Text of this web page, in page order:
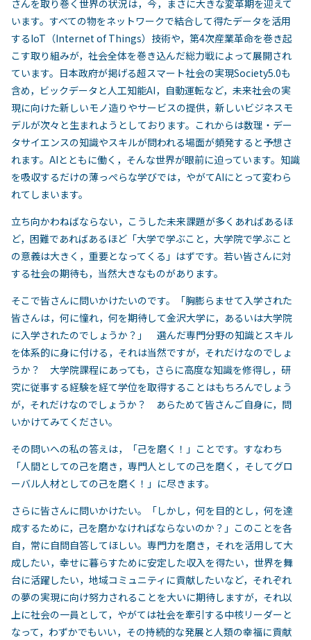
さんを取り巻く世界の状況は，今，まさに大きな変革期を迎えて
います。すべての物をネットワークで結合して得たデータを活用
するIoT（Internet of Things）技術や，第4次産業革命を巻き起
こす取り組みが，社会全体を巻き込んだ総力戦によって展開され
ています。日本政府が掲げる超スマート社会の実現Society5.0も
含め，ビックデータと人工知能AI，自動運転など，未来社会の実
現に向けた新しいモノ造りやサービスの提供，新しいビジネスモ
デルが次々と生まれようとしております。これからは数理・デー
タサイエンスの知識やスキルが問われる場面が頻発すると予想さ
れます。AIとともに働く，そんな世界が眼前に迫っています。知識
を吸収するだけの薄っぺらな学びでは，やがてAIにとって変わら
れてしまいます。
立ち向かわねばならない，こうした未来課題が多くあればあるほ
ど，困難であればあるほど「大学で学ぶこと，大学院で学ぶこと
の意義は大きく，重要となってくる」はずです。若い皆さんに対
する社会の期待も，当然大きなものがあります。
そこで皆さんに問いかけたいのです。「胸膨らませて入学された
皆さんは，何に憧れ，何を期待して金沢大学に，あるいは大学院
に入学されたのでしょうか？」 選んだ専門分野の知識とスキル
を体系的に身に付ける，それは当然ですが，それだけなのでしょ
うか？ 大学院課程にあっても，さらに高度な知識を修得し，研
究に従事する経験を経て学位を取得することはもちろんでしょう
が，それだけなのでしょうか？ あらためて皆さんご自身に，問
いかけてみてください。
その問いへの私の答えは，「己を磨く！」ことです。すなわち
「人間としての己を磨き，専門人としての己を磨く，そしてグロ
ーバル人材としての己を磨く！」に尽きます。
さらに皆さんに問いかけたい。「しかし，何を目的とし，何を達
成するために，己を磨かなければならないのか？」このことを各
自，常に自問自答してほしい。専門力を磨き，それを活用して大
成したい，幸せに暮らすために安定した収入を得たい，世界を舞
台に活躍したい，地域コミュニティに貢献したいなど，それぞれ
の夢の実現に向け努力されることを大いに期待しますが，それ以
上に社会の一員として，やがては社会を牽引する中核リーダーと
なって，わずかでもいい，その持続的な発展と人類の幸福に貢献